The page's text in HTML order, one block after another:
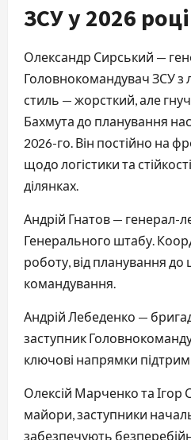
ЗСУ у 2026 році
Олександр Сирський —
Головнокомандувач ЗСУ з
стиль — жорсткий, але
Бахмута до планування
2026-го. Він постійно на
щодо логістики та
ділянках.
Андрій Гнатов — генерал-
Генерального штабу.
роботу, від планування до
командування.
Андрій Лебеденко —
заступник
ключові напрямки
Олексій Марченко та Ігор
майори, заступники
забезпечують